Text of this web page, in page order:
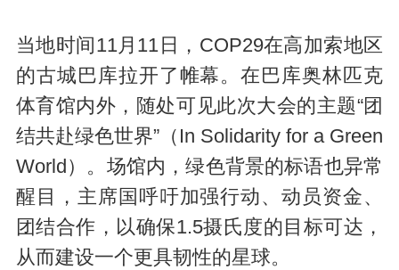
当地时间11月11日，COP29在高加索地区
的古城巴库拉开了帷幕。在巴库奥林匹克
体育馆内外，随处可见此次大会的主题“团
结共赴绿色世界”（In Solidarity for a Green
World）。场馆内，绿色背景的标语也异常
醒目，主席国呼吁加强行动、动员资金、
团结合作，以确保1.5摄氏度的目标可达，
从而建设一个更具韧性的星球。